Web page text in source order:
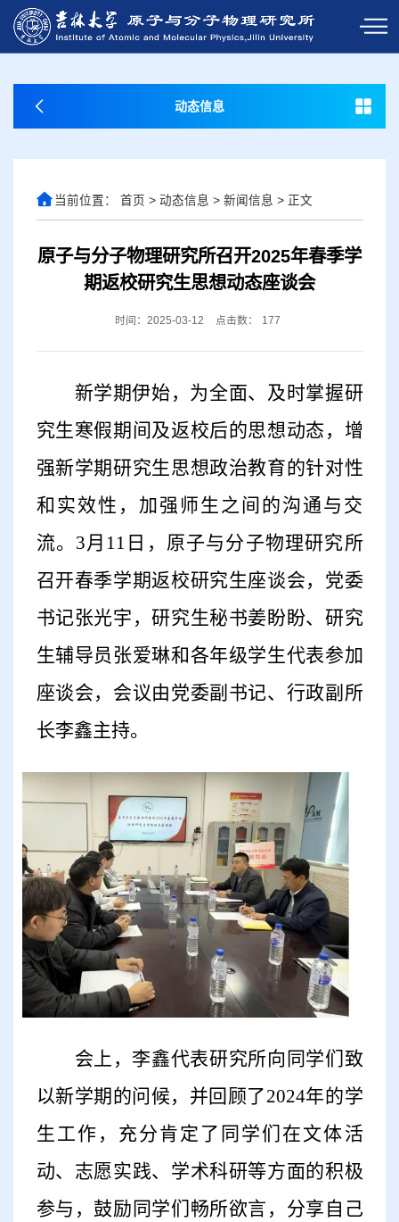
动态信息
当前位置： 首页 > 动态信息 > 新闻信息 > 正文
原子与分子物理研究所召开2025年春季学
期返校研究生思想动态座谈会
时间：2025-03-12 点击数： 177
新学期伊始，为全面、及时掌握研
究生寒假期间及返校后的思想动态，增
强新学期研究生思想政治教育的针对性
和实效性，加强师生之间的沟通与交
流。 3月 11 日，原子与分子物理研究所
召开春季学期返校研究生座谈会，党委
书记张光宇，研究生秘书姜盼盼、 研究
生辅导员张爱琳和各年级学生代表参加
座谈会，会议由党委副书记、行政副所
长李鑫主持。
会上， 李鑫代表研究所向同学们致
以新学期的问候， 并回顾了2024年的学
生工作 ， 充分肯定了同学们在文体活
动、志愿实践、学术科研等方面的积极
参与， 鼓励同学们畅所欲言 ， 分享自己